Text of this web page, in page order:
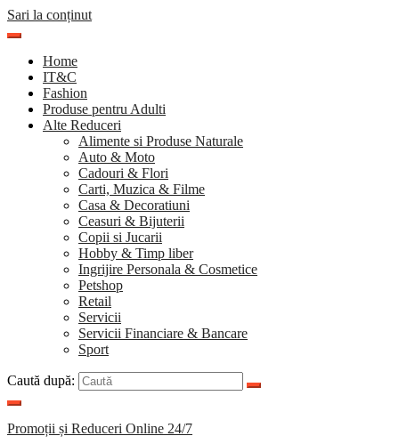
Sari la conținut
Home
IT&C
Fashion
Produse pentru Adulti
Alte Reduceri
Alimente si Produse Naturale
Auto & Moto
Cadouri & Flori
Carti, Muzica & Filme
Casa & Decoratiuni
Ceasuri & Bijuterii
Copii si Jucarii
Hobby & Timp liber
Ingrijire Personala & Cosmetice
Petshop
Retail
Servicii
Servicii Financiare & Bancare
Sport
Caută după:
Promoții și Reduceri Online 24/7